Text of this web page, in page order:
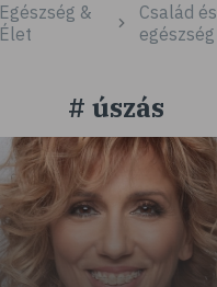
Egészség &
Élet
Család és
egészség
# úszás